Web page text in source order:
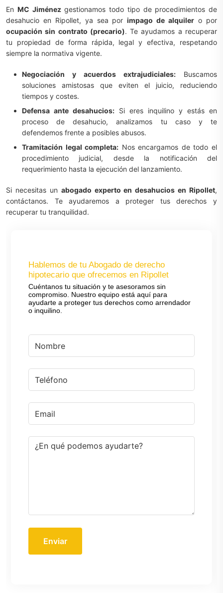
En MC Jiménezgestionamos todo tipo de procedimientos de
desahucio en Ripollet, ya sea porimpago de alquiler o por
ocupación sin contrato (precario). Te ayudamos a recuperar
tu propiedad de forma rápida, legal y efectiva, respetando
siempre la normativa vigente.
Negociación y acuerdos extrajudiciales: Buscamos
soluciones amistosas que eviten el juicio, reduciendo
tiempos y costes.
Defensa ante desahucios: Si eres inquilino y estás en
proceso de desahucio, analizamos tu caso y te
defendemos frente a posibles abusos.
Tramitación legal completa: Nos encargamos de todo el
procedimiento judicial, desde la notificación del
requerimiento hasta la ejecución del lanzamiento.
Si necesitas un abogado experto en desahucios en Ripollet,
contáctanos. Te ayudaremos a proteger tus derechos y
recuperar tu tranquilidad.
Hablemos de tu Abogado de derecho
hipotecario que ofrecemos en Ripollet
Cuéntanos tu situación y te asesoramos sin
compromiso. Nuestro equipo está aquí para
ayudarte a proteger tus derechos como arrendador
o inquilino.
Enviar